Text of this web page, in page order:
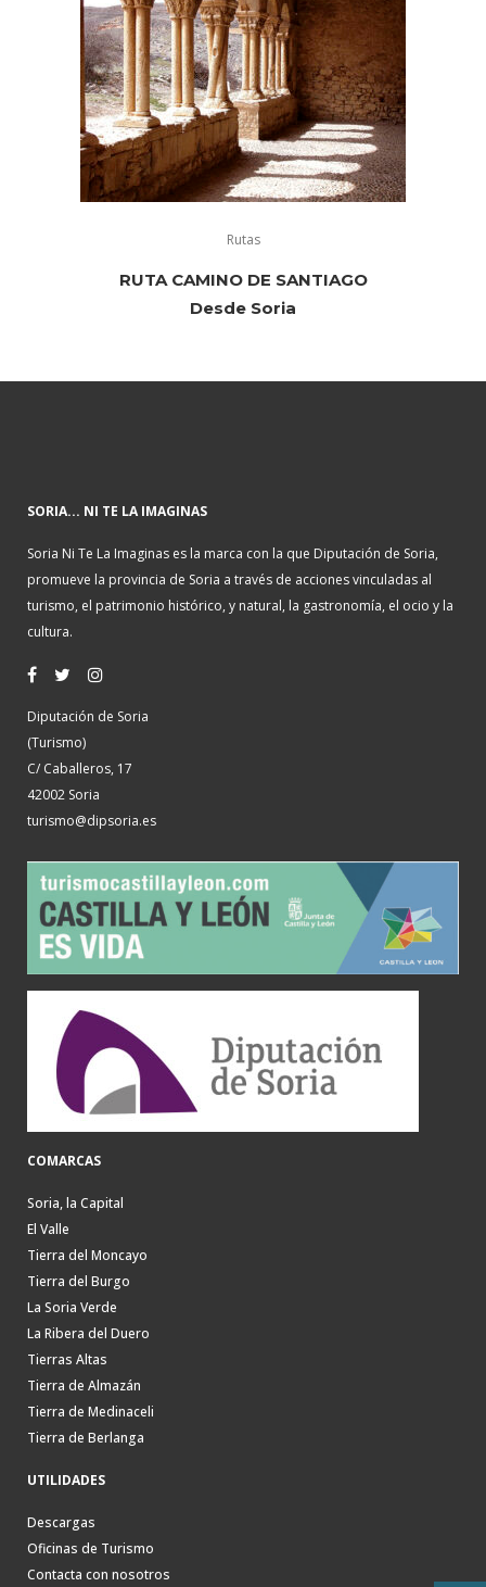
Rutas
RUTA CAMINO DE SANTIAGO
Desde Soria
SORIA... NI TE LA IMAGINAS
Soria Ni Te La Imaginas es la marca con la que Diputación de Soria,
promueve la provincia de Soria a través de acciones vinculadas al
turismo, el patrimonio histórico, y natural, la gastronomía, el ocio y la
cultura.
Diputación de Soria
(Turismo)
C/ Caballeros, 17
42002 Soria
turismo@dipsoria.es
COMARCAS
Soria, la Capital
El Valle
Tierra del Moncayo
Tierra del Burgo
La Soria Verde
La Ribera del Duero
Tierras Altas
Tierra de Almazán
Tierra de Medinaceli
Tierra de Berlanga
UTILIDADES
Descargas
Oficinas de Turismo
Contacta con nosotros